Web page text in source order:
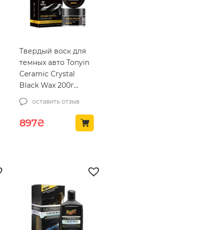
Твердый воск для
темных авто Tonyin
Ceramic Crystal
Black Wax 200г
(TW04E-tn)
оставить отзыв
Первоначальная цена
897₴ Текущая цена: 897₴.